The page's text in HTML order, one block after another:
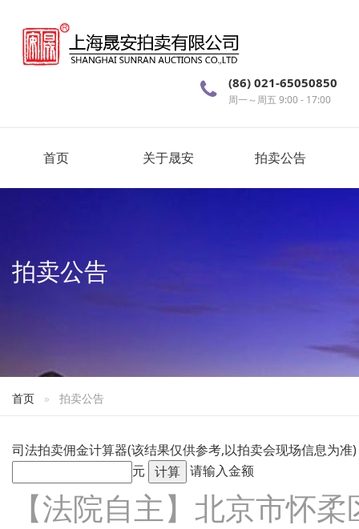
(86) 021-65050850
周一～周五 9:00 - 17:00
首页 关于晟安 拍卖公告
拍卖公告
首页 拍卖公告
司法拍卖佣金计算器(该结果仅供参考,以拍卖会现场信息为准)
元
请输入金额
【法院自主】北京市怀